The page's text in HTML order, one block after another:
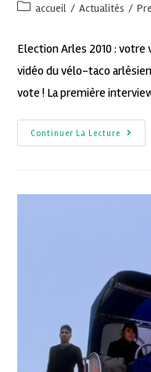
accueil / Actualités /
Election Arles 2010 : votre
vidéo du vélo-taco
vote ! La première
Continuer La Lecture